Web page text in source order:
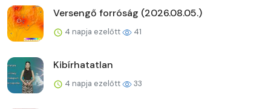
Versengő forróság (2026.08.05.)
4 napja ezelőtt 41
Kibírhatatlan
4 napja ezelőtt 33